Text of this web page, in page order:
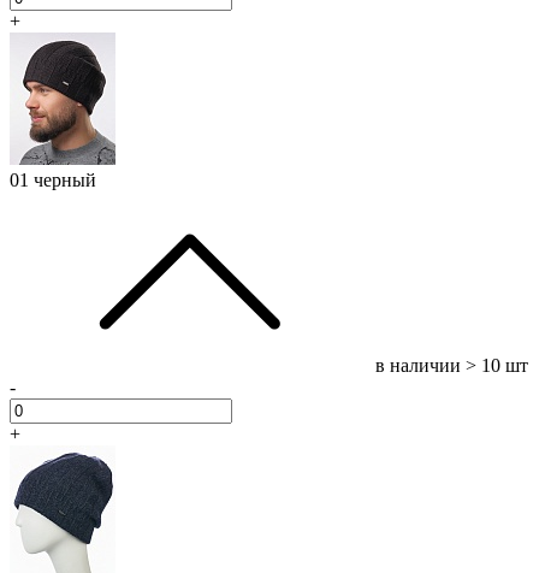
+
01 черный
в наличии > 10 шт
-
+